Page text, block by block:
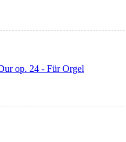
op. 24 - Für Orgel